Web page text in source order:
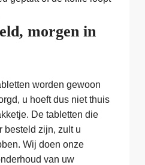
morgen in
worden gewoon
u hoeft dus niet thuis
De tabletten die
besteld zijn, zult u
Wij doen onze
van uw